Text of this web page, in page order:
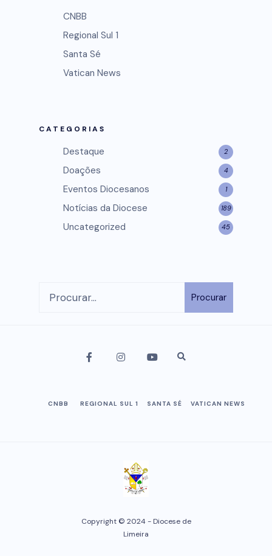
CNBB
Regional Sul 1
Santa Sé
Vatican News
CATEGORIAS
Destaque 2
Doações 4
Eventos Diocesanos 1
Notícias da Diocese 189
Uncategorized 45
Procurar
CNBB REGIONAL SUL 1 SANTA SÉ VATICAN NEWS
Copyright © 2024 - Diocese de
Limeira